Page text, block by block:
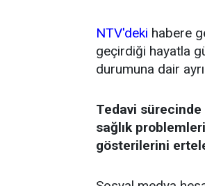
NTV'deki habere
geçirdiği hayatla
durumuna dair
Tedavi sürecinde
sağlık
gösterilerini